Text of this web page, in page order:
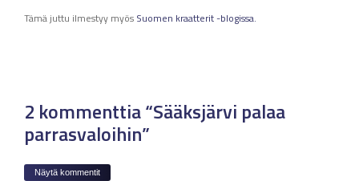
Tämä juttu ilmestyy myös Suomen kraatterit -blogissa.
2 kommenttia “Sääksjärvi palaa
parrasvaloihin”
Näytä kommentit